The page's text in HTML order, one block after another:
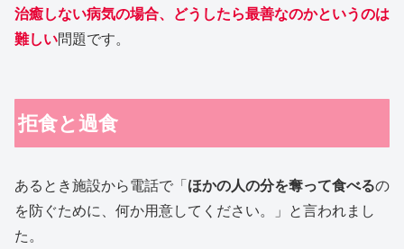
治癒しない病気の場合、どうしたら最善なのかというのは
難しい問題です。
拒食と過食
あるとき施設から電話で「ほかの人の分を奪って食べるの
を防ぐために、何か用意してください。」と言われまし
た。